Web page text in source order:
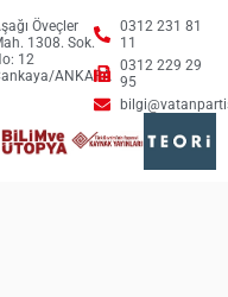
Öveçler
1308. Sok.
12
ANKARA
0312 231 81
11
0312 229 29
95